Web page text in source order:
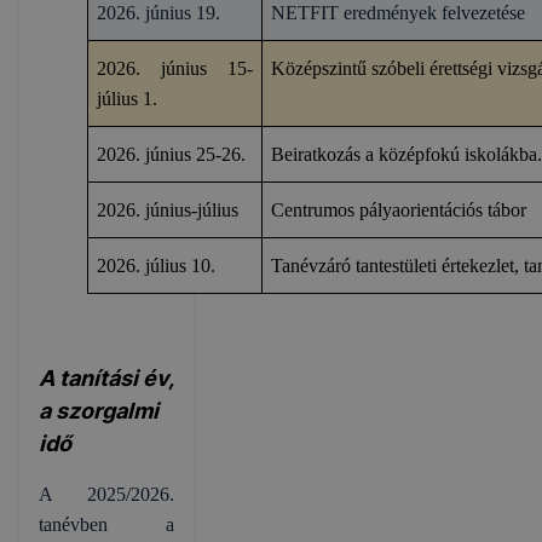
2026. június 19. NETFIT eredmények felvezetése
2026. június 15-
július 1.
Középszintű szóbeli érettségi
2026. június 25-26. Beiratkozás a középfokú iskolákba.
2026. június-július Centrumos pályaorientációs tábor
2026. július 10. Tanévzáró tantestületi értekezlet,
A tanítási év,
a szorgalmi
idő
A 2025/2026.
tanévben a